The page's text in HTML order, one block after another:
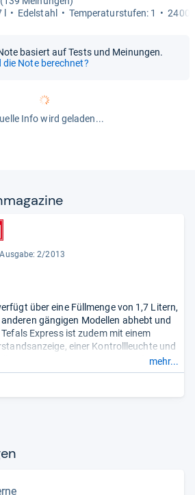
Edel­stahl Tem­pe­ra­tur­stu­fen: 1 2400
basiert auf Tests und Meinungen.
die Note berechnet?
Info wird geladen...
Ausgabe: 2/2013
über eine Füllmenge von 1,7 Litern,
gängigen Modellen abhebt und
Express ist zudem mit einem
einer Kontrollleuchte und
- Zusammengefasstmehr...